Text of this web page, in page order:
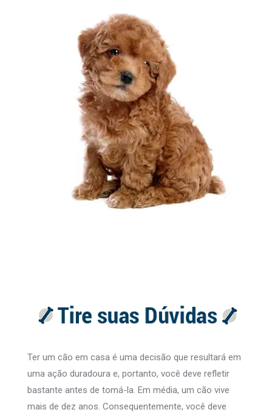
Ter um cão em casa é uma decisão que resultará em
uma ação duradoura e, portanto, você deve refletir
bastante antes de tomá-la. Em média, um cão vive
mais de dez anos. Consequentemente, você deve